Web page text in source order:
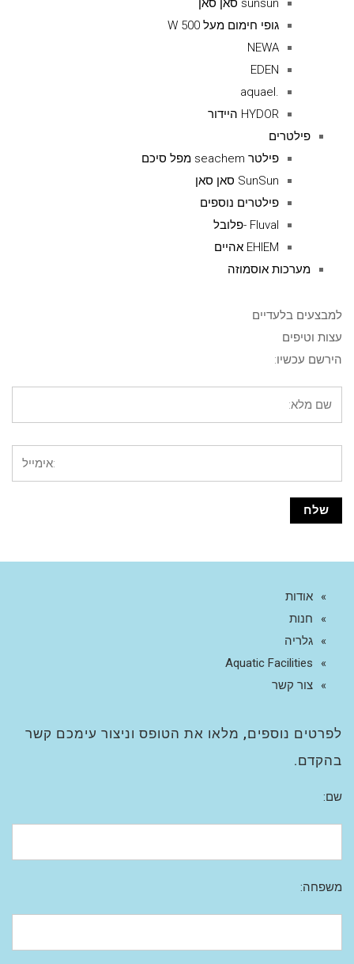
sunsun סאן סאן
גופי חימום מעל 500 W
NEWA
EDEN
.aquael
HYDOR היידור
פילטרים
פילטר seachem מפל סיכם
SunSun סאן סאן
פילטרים נוספים
Fluval -פלובל
EHIEM אהיים
מערכות אוסמוזה
למבצעים בלעדיים
עצות וטיפים
הירשם עכשיו:
אודות
חנות
גלריה
Aquatic Facilities
צור קשר
לפרטים נוספים, מלאו את הטופס וניצור עימכם קשר
בהקדם.
שם:
משפחה: